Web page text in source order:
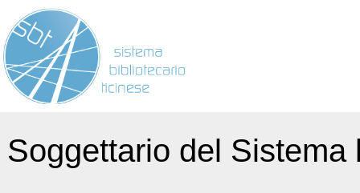
Soggettario del